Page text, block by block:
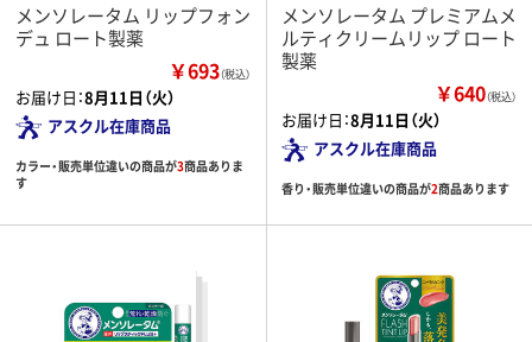
メンソレータム リップフォン
デュ ロート製薬
￥693（税込）
お届け日：8月11日（火）
アスクル在庫商品
カラー・販売単位違いの商品が3商品ありま
す
メンソレータム プレミアムメ
ルティクリームリップ ロート
製薬
￥640（税込）
お届け日：8月11日（火）
アスクル在庫商品
香り・販売単位違いの商品が2商品あります